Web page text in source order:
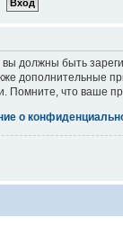
должны быть
дополнительные
что ваше
о